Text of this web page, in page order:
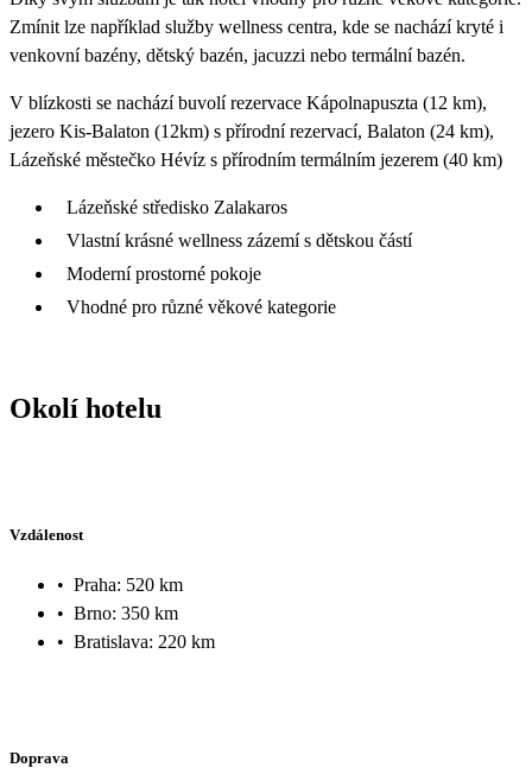
Zmínit lze například služby wellness centra, kde se nachází kryté i
venkovní bazény, dětský bazén, jacuzzi nebo termální bazén.
V blízkosti se nachází buvolí rezervace Kápolnapuszta (12 km),
jezero Kis-Balaton (12km) s přírodní rezervací, Balaton (24 km),
Lázeňské městečko Hévíz s přírodním termálním jezerem (40 km)
Lázeňské středisko Zalakaros
Vlastní krásné wellness zázemí s dětskou částí
Moderní prostorné pokoje
Vhodné pro různé věkové kategorie
Okolí hotelu
Vzdálenost
• Praha: 520 km
• Brno: 350 km
• Bratislava: 220 km
Doprava